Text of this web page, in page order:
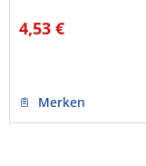
4,53 €
Merken